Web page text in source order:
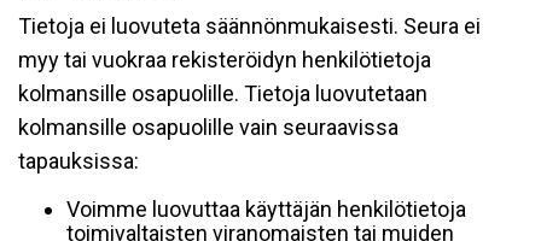
Tietoja ei luovuteta säännönmukaisesti. Seura ei
myy tai vuokraa rekisteröidyn henkilötietoja
kolmansille osapuolille. Tietoja luovutetaan
kolmansille osapuolille vain seuraavissa
tapauksissa:
Voimme luovuttaa käyttäjän henkilötietoja
toimivaltaisten viranomaisten tai muiden